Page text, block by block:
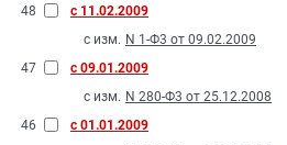
48
с 11.02.2009
с изм. N 1-Ф3 от 09.02.2009
47
с 09.01.2009
с изм. N 280-Ф3 от 25.12.2008
46
с 01.01.2009